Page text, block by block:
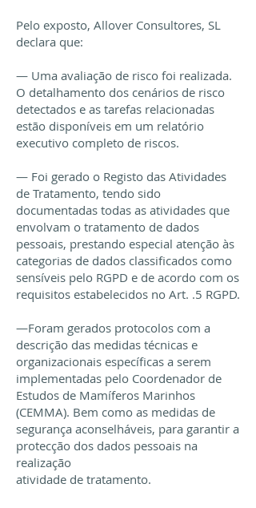
Pelo exposto, Allover Consultores, SL
declara que:
— Uma avaliação de risco foi realizada.
O detalhamento dos cenários de risco
detectados e as tarefas relacionadas
estão disponíveis em um relatório
executivo completo de riscos.
— Foi gerado o Registo das Atividades
de Tratamento, tendo sido
documentadas todas as atividades que
envolvam o tratamento de dados
pessoais, prestando especial atenção às
categorias de dados classificados como
sensíveis pelo RGPD e de acordo com os
requisitos estabelecidos no Art. .5 RGPD.
—Foram gerados protocolos com a
descrição das medidas técnicas e
organizacionais específicas a serem
implementadas pelo Coordenador de
Estudos de Mamíferos Marinhos
(CEMMA). Bem como as medidas de
segurança aconselháveis, para garantir a
protecção dos dados pessoais na
realização
atividade de tratamento.